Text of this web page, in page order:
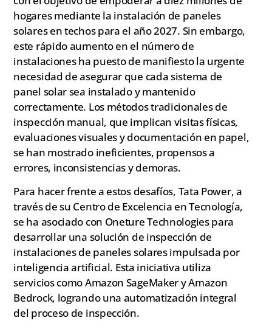
hogares mediante la instalación de paneles
solares en techos para el año 2027. Sin embargo,
este rápido aumento en el número de
instalaciones ha puesto de manifiesto la urgente
necesidad de asegurar que cada sistema de
panel solar sea instalado y mantenido
correctamente. Los métodos tradicionales de
inspección manual, que implican visitas físicas,
evaluaciones visuales y documentación en papel,
se han mostrado ineficientes, propensos a
errores, inconsistencias y demoras.
Para hacer frente a estos desafíos, Tata Power, a
través de su Centro de Excelencia en Tecnología,
se ha asociado con Oneture Technologies para
desarrollar una solución de inspección de
instalaciones de paneles solares impulsada por
inteligencia artificial. Esta iniciativa utiliza
servicios como Amazon SageMaker y Amazon
Bedrock, logrando una automatización integral
del proceso de inspección.